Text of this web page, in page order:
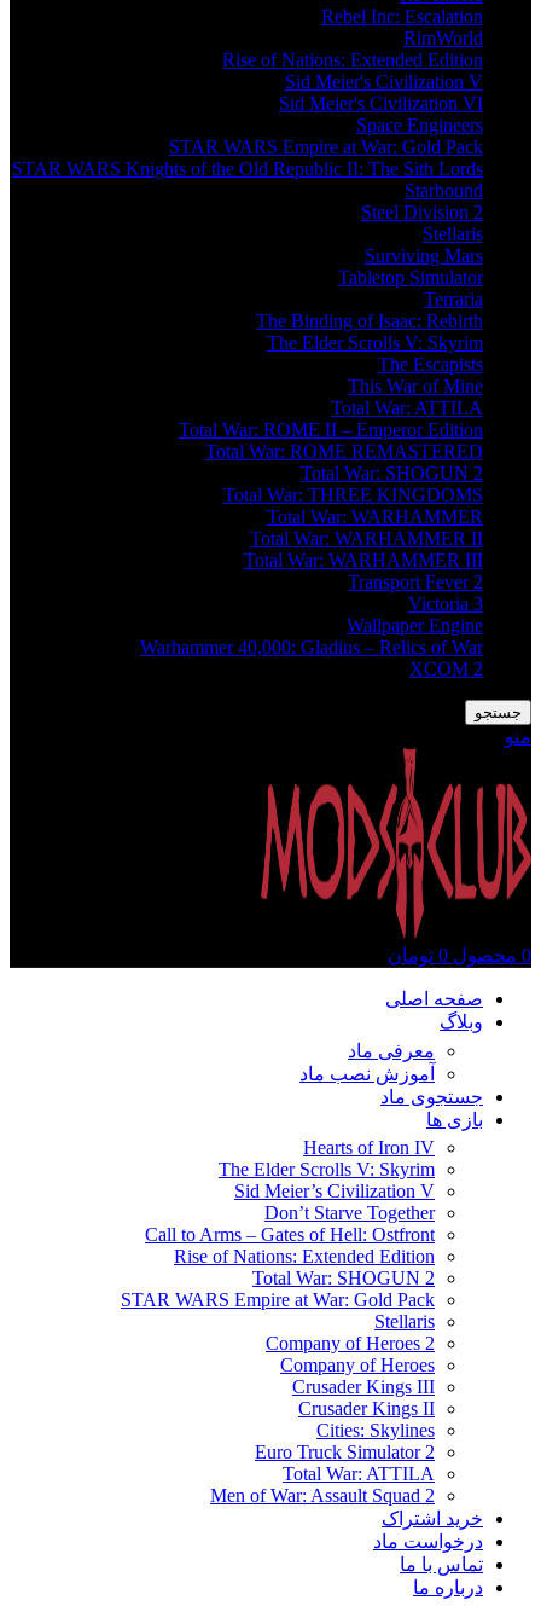
Rebel Inc: Escalation
RimWorld
Rise of Nations: Extended Edition
Sid Meier's Civilization V
Sid Meier's Civilization VI
Space Engineers
STAR WARS Empire at War: Gold Pack
STAR WARS Knights of the Old Republic II: The Sith Lords
Starbound
Steel Division 2
Stellaris
Surviving Mars
Tabletop Simulator
Terraria
The Binding of Isaac: Rebirth
The Elder Scrolls V: Skyrim
The Escapists
This War of Mine
Total War: ATTILA
Total War: ROME II – Emperor Edition
Total War: ROME REMASTERED
Total War: SHOGUN 2
Total War: THREE KINGDOMS
Total War: WARHAMMER
Total War: WARHAMMER II
Total War: WARHAMMER III
Transport Fever 2
Victoria 3
Wallpaper Engine
Warhammer 40,000: Gladius – Relics of War
XCOM 2
جستجو
منو
0 محصول 0 تومان
صفحه اصلی
وبلاگ
معرفی ماد
آموزش نصب ماد
جستجوی ماد
بازی ها
Hearts of Iron IV
The Elder Scrolls V: Skyrim
Sid Meier’s Civilization V
Don’t Starve Together
Call to Arms – Gates of Hell: Ostfront
Rise of Nations: Extended Edition
Total War: SHOGUN 2
STAR WARS Empire at War: Gold Pack
Stellaris
Company of Heroes 2
Company of Heroes
Crusader Kings III
Crusader Kings II
Cities: Skylines
Euro Truck Simulator 2
Total War: ATTILA
Men of War: Assault Squad 2
خرید اشتراک
درخواست ماد
تماس با ما
درباره ما